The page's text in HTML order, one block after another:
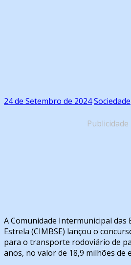
24 de Setembro de 2024Sociedade
Publicidade
A Comunidade Intermunicipal das
Estrela (CIMBSE) lançou o
para o transporte rodoviário de
anos, no valor de 18,9 milhões de